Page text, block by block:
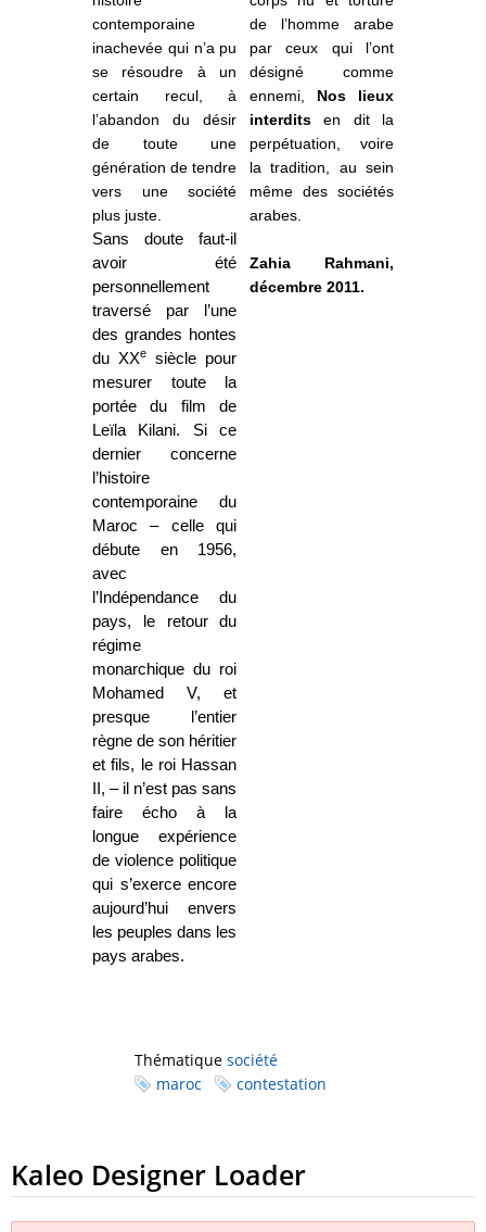
contemporaine
inachevée qui n’a pu
se résoudre à un
certain recul, à
l’abandon du désir
de toute une
génération de tendre
vers une société
plus juste.
Sans doute faut-il
avoir été
personnellement
traversé par l’une
des grandes hontes
du XXe
siècle pour
mesurer toute la
portée du film de
Leïla Kilani. Si ce
dernier concerne
l’histoire
contemporaine du
Maroc – celle qui
débute en 1956,
avec
l’Indépendance du
pays, le retour du
régime
monarchique du roi
Mohamed V, et
presque l’entier
règne de son héritier
et fils, le roi Hassan
II, – il n’est pas sans
faire écho à la
longue expérience
de violence politique
qui s’exerce encore
aujourd’hui envers
les peuples dans les
pays arabes.
de l’homme arabe
par ceux qui l’ont
désigné comme
ennemi, Nos lieux
interditsen dit la
perpétuation, voire
la tradition, au sein
même des sociétés
arabes.
Zahia Rahmani,
décembre 2011.
Thématique société
maroc
contestation
Kaleo Designer Loader